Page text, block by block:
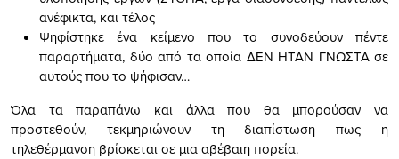
ανέφικτα, και τέλος
Ψηφίστηκε ένα κείμενο που το συνοδεύουν πέντε
παραρτήματα, δύο από τα οποία ΔΕΝ ΗΤΑΝ ΓΝΩΣΤΑ σε
αυτούς που το ψήφισαν…
Όλα τα παραπάνω και άλλα που θα μπορούσαν να
προστεθούν, τεκμηριώνουν τη διαπίστωση πως η
τηλεθέρμανση βρίσκεται σε μια αβέβαιη πορεία.